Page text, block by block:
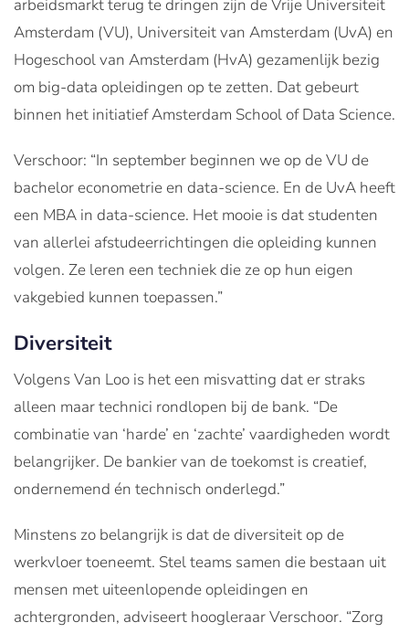
arbeidsmarkt terug te dringen zijn de Vrije Universiteit
Amsterdam (VU), Universiteit van Amsterdam (UvA) en
Hogeschool van Amsterdam (HvA) gezamenlijk bezig
om big-data opleidingen op te zetten. Dat gebeurt
binnen het initiatief Amsterdam School of Data Science.
Verschoor: “In september beginnen we op de VU de
bachelor econometrie en data-science. En de UvA heeft
een MBA in data-science. Het mooie is dat studenten
van allerlei afstudeerrichtingen die opleiding kunnen
volgen. Ze leren een techniek die ze op hun eigen
vakgebied kunnen toepassen.”
Diversiteit
Volgens Van Loo is het een misvatting dat er straks
alleen maar technici rondlopen bij de bank. “De
combinatie van ‘harde’ en ‘zachte’ vaardigheden wordt
belangrijker. De bankier van de toekomst is creatief,
ondernemend én technisch onderlegd.”
Minstens zo belangrijk is dat de diversiteit op de
werkvloer toeneemt. Stel teams samen die bestaan uit
mensen met uiteenlopende opleidingen en
achtergronden, adviseert hoogleraar Verschoor. “Zorg